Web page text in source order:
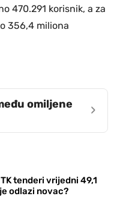
470.291 korisnik, a za
356,4 miliona
omiljene
›
tenderi vrijedni 49,1
odlazi novac?